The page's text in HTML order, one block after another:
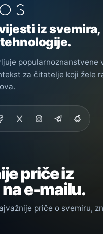
iz svemira,
popularnoznanstvene
za čitatelje koji žele
priče iz
e-mailu.
priče o svemiru,